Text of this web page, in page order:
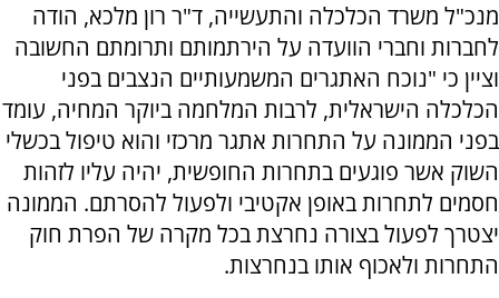
מנכ"ל משרד הכלכלה והתעשייה, ד"ר רון מלכא, הודה
לחברות וחברי הוועדה על הירתמותם ותרומתם החשובה
וציין כי "נוכח האתגרים המשמעותיים הנצבים בפני
הכלכלה הישראלית, לרבות המלחמה ביוקר המחיה, עומד
בפני הממונה על התחרות אתגר מרכזי והוא טיפול בכשלי
השוק אשר פוגעים בתחרות החופשית, יהיה עליו לזהות
חסמים לתחרות באופן אקטיבי ולפעול להסרתם. הממונה
יצטרך לפעול בצורה נחרצת בכל מקרה של הפרת חוק
התחרות ולאכוף אותו בנחרצות.